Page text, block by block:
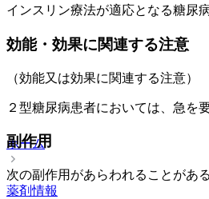
インスリン療法が適応となる糖尿病
効能・効果に関連する注意
（効能又は効果に関連する注意）
２型糖尿病患者においては、急を
副作用
次の副作用があらわれることがあ
ホーム
薬剤情報